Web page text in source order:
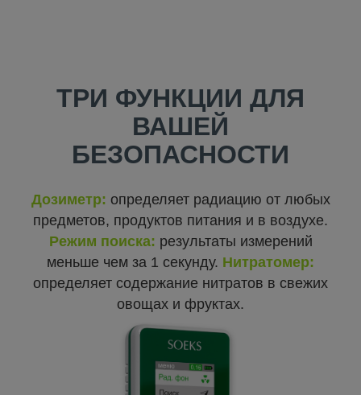
ТРИ ФУНКЦИИ ДЛЯ
ВАШЕЙ
БЕЗОПАСНОСТИ
Дозиметр: определяет радиацию от любых
предметов, продуктов питания и в воздухе.
Режим поиска: результаты измерений
меньше чем за 1 секунду. Нитратомер:
определяет содержание нитратов в свежих
овощах и фруктах.